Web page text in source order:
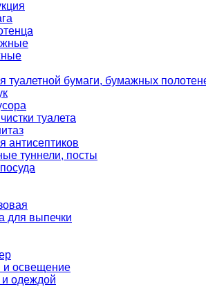
туалетной бумаги, бумажных
туалета
антисептиков
туннели, посты
для выпечки
и освещение
и одеждой